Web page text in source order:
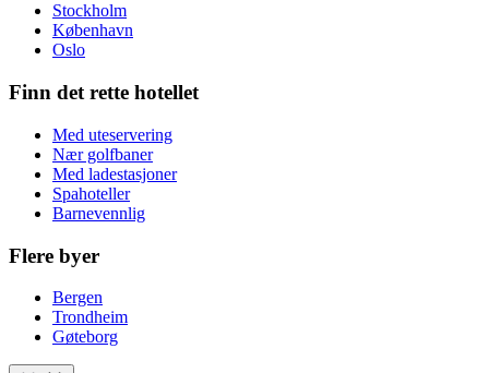
Stockholm
København
Oslo
Finn det rette hotellet
Med uteservering
Nær golfbaner
Med ladestasjoner
Spahoteller
Barnevennlig
Flere byer
Bergen
Trondheim
Gøteborg